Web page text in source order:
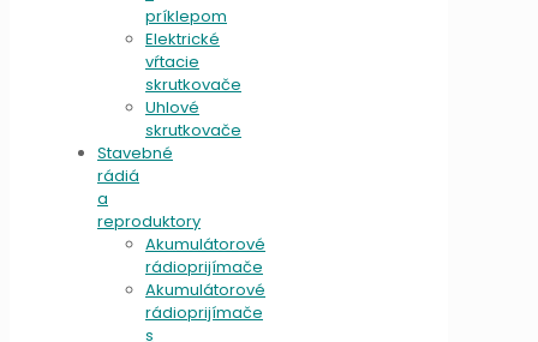
príklepom
Elektrické
vŕtacie
skrutkovače
Uhlové
skrutkovače
Stavebné
rádiá
a
reproduktory
Akumulátorové
rádioprijímače
Akumulátorové
rádioprijímače
s